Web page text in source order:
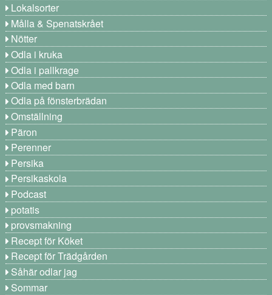
Lokalsorter
Målla & Spenatskrået
Nötter
Odla i kruka
Odla i pallkrage
Odla med barn
Odla på fönsterbrädan
Omställning
Päron
Perenner
Persika
Persikaskola
Podcast
potatis
provsmakning
Recept för Köket
Recept för Trädgården
Såhär odlar jag
Sommar